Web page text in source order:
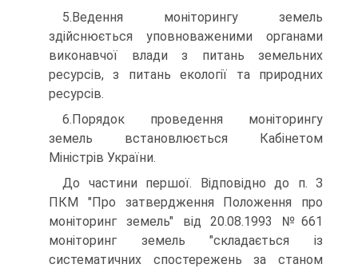
5.Ведення моніторингу земель
здійснюється уповноваженими органами
виконавчої влади з питань земельних
ресурсів, з питань екології та природних
ресурсів.
6.Порядок проведення моніторингу
земель встановлюється Кабінетом
Міністрів України.
До частини першої. Відповідно до п. З
ПКМ "Про затвердження Положення про
моніторинг земель" від 20.08.1993 №661
моніторинг земель "складається із
систематичних спостережень за станом